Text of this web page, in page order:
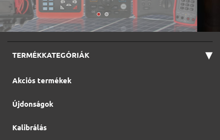
TERMÉKKATEGÓRIÁK ▾
Akciós termékek
Újdonságok
Kalibrálás